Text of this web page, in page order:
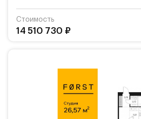
Стоимость
14 510 730 ₽